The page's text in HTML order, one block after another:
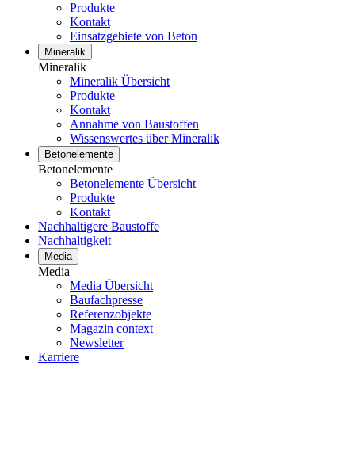
Produkte
Kontakt
Einsatzgebiete von Beton
Mineralik
Mineralik
Mineralik Übersicht
Produkte
Kontakt
Annahme von Baustoffen
Wissenswertes über Mineralik
Betonelemente
Betonelemente
Betonelemente Übersicht
Produkte
Kontakt
Nachhaltigere Baustoffe
Nachhaltigkeit
Media
Media
Media Übersicht
Baufachpresse
Referenzobjekte
Magazin context
Newsletter
Karriere